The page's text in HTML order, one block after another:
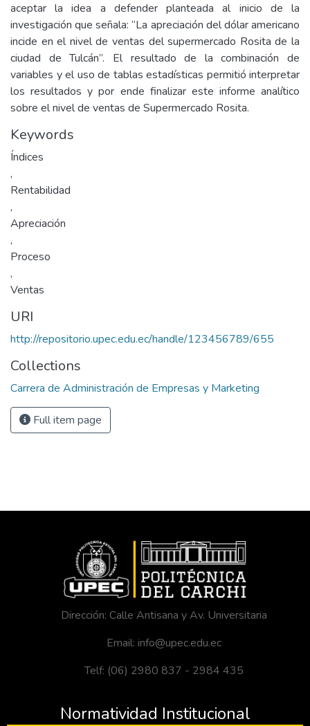
aceptar la idea a defender planteada al inicio de la
investigación que señala: “La apreciación del dólar americano
incide en el nivel de ventas del supermercado Rosita de la
ciudad de Tulcán”. El resultado de la combinación de
variables y el uso de tablas estadísticas permitió interpretar
los resultados y por ende finalizar este informe analítico
sobre el nivel de ventas de Supermercado Rosita.
Keywords
Índices
,
Rentabilidad
,
Apreciación
,
Proceso
,
Ventas
URI
http://repositorio.upec.edu.ec/handle/123456789/655
Collections
Carrera de Administración de Empresas y Marketing
Full item page
Dirección: Calle Antisana y Av. Universitaria
Email: info@upec.edu.ec
Telf: (06) 2980 837 - 2984 435
Normatividad Institucional